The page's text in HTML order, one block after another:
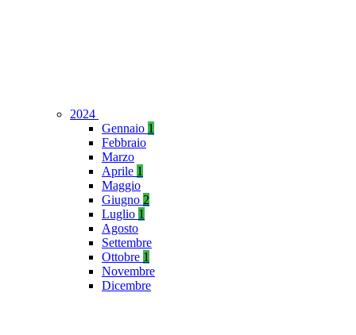
2024
Gennaio 1
Febbraio
Marzo
Aprile 1
Maggio
Giugno 2
Luglio 1
Agosto
Settembre
Ottobre 1
Novembre
Dicembre